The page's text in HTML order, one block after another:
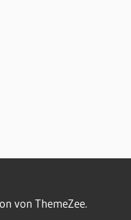
von ThemeZee.